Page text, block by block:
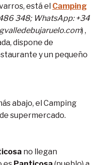
está el Camping
348; WhatsApp: +34
) ,
dispone de
y un pequeño
abajo, el Camping
supermercado.
no llegan